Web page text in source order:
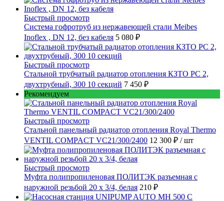
Быстрый просмотр
Cистема гофротруб из нержавеющей стали Meibes
Inoflex , DN 12, без кабеля 5 080 ₽
Быстрый просмотр
Стальной трубчатый радиатор отопления КЗТО РС 2,
двухтрубный, 300 10 секций 7 450 ₽
Рекомендуем
Быстрый просмотр
Стальной панельный радиатор отопления Royal Thermo
VENTIL COMPACT VC21/300/2400 12 300 ₽ / шт
Быстрый просмотр
Муфта полипропиленовая ПОЛИТЭК разъемная с
наружной резьбой 20 x 3/4, белая 210 ₽